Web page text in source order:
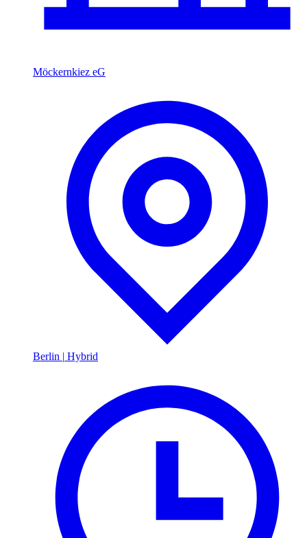
Möckernkiez eG
Berlin | Hybrid